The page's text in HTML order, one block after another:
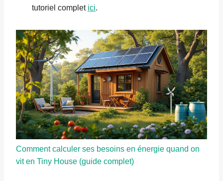
tutoriel complet ici.
Comment calculer ses besoins en énergie quand on
vit en Tiny House (guide complet)